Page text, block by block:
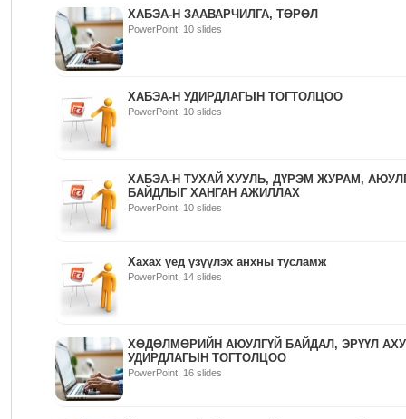
ХАБЭА-Н ЗААВАРЧИЛГА, ТӨРӨЛ
PowerPoint, 10 slides
ХАБЭА-Н УДИРДЛАГЫН ТОГТОЛЦОО
PowerPoint, 10 slides
ХАБЭА-Н ТУХАЙ ХУУЛЬ, ДҮРЭМ ЖУРАМ,
БАЙДЛЫГ ХАНГАН АЖИЛЛАХ
PowerPoint, 10 slides
Хахах үед үзүүлэх анхны тусламж
PowerPoint, 14 slides
ХӨДӨЛМӨРИЙН АЮУЛГҮЙ БАЙДАЛ, ЭРҮҮЛ
УДИРДЛАГЫН ТОГТОЛЦОО
PowerPoint, 16 slides